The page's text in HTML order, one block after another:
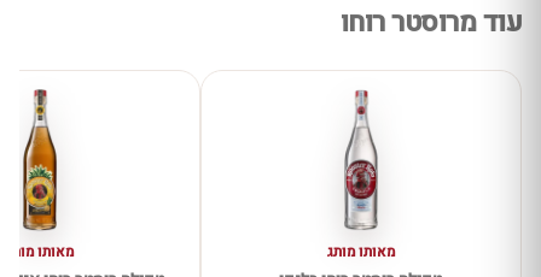
עוד מרוסטר רוחו
מאותו מותג מאותו מותג